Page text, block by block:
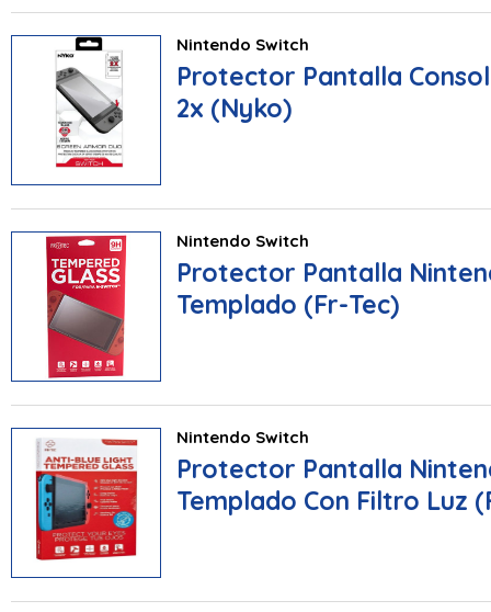
Nintendo Switch
Protector Pantalla
2x (Nyko)
Nintendo Switch
Protector Pantalla
Templado (Fr-Tec)
Nintendo Switch
Protector Pantalla
Templado Con Filtro Luz